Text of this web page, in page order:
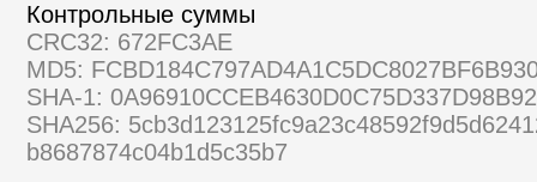
Контрольные суммы
CRC32: 672FC3AE
MD5:
SHA-1:
SHA256:
b8687874c04b1d5c35b7